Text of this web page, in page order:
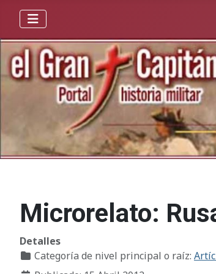
Microrelato:
Detalles
Categoría de nivel principal o raíz: